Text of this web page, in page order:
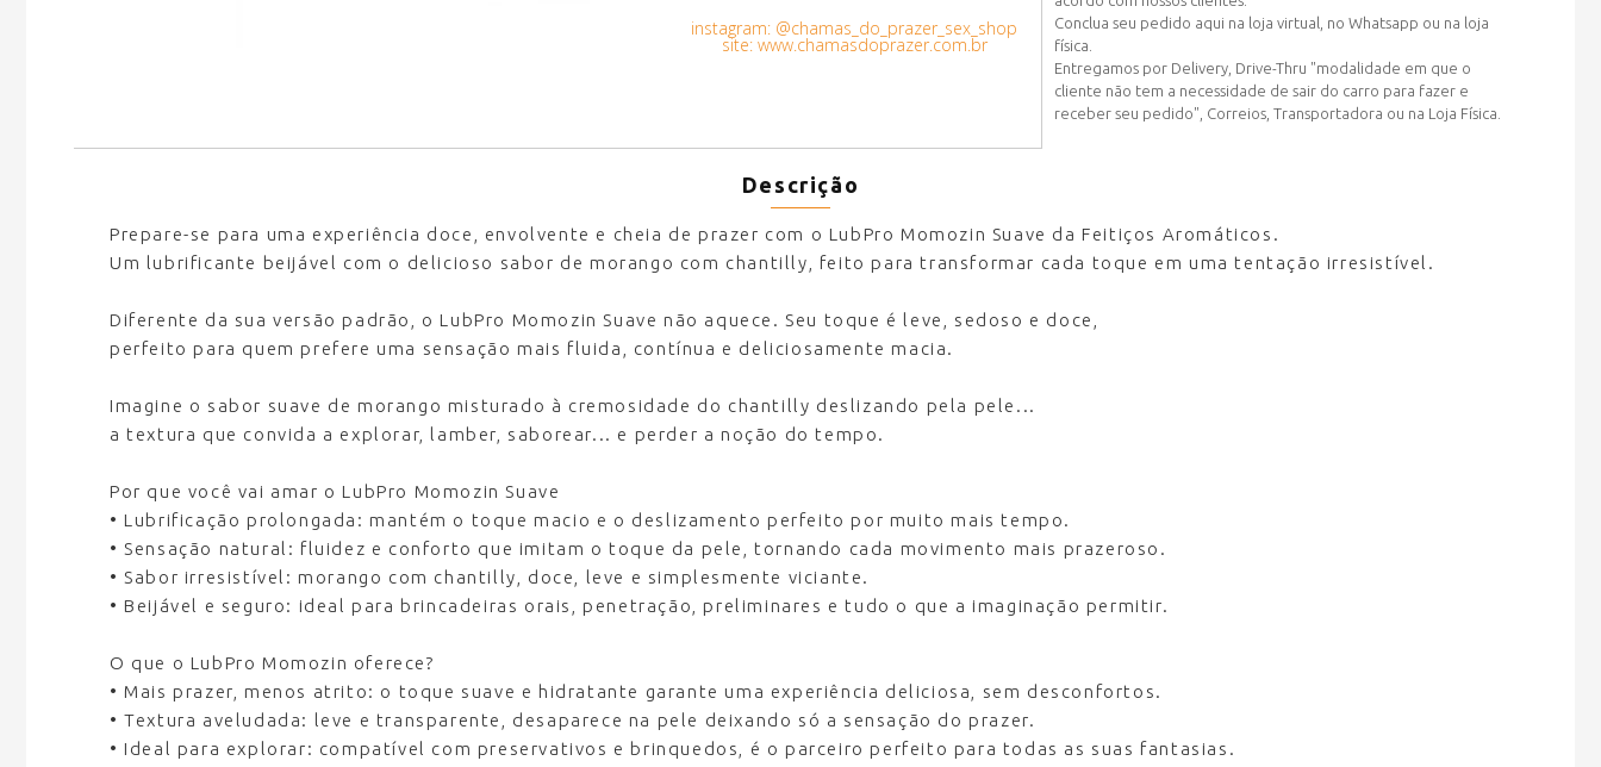
instagram: @chamas_do_prazer_sex_shop
site: www.chamasdoprazer.com.br
Conclua seu pedido aqui na loja virtual, no Whatsapp ou na loja
física.
Entregamos por Delivery, Drive-Thru "modalidade em que o
cliente não tem a necessidade de sair do carro para fazer e
receber seu pedido", Correios, Transportadora ou na Loja Física.
Descrição
Prepare-se para uma experiência doce, envolvente e cheia de prazer com o LubPro Momozin Suave da Feitiços Aromáticos.
Um lubrificante beijável com o delicioso sabor de morango com chantilly , feito para transformar cada toque em uma tentação irresistível.
Diferente da sua versão padrão, o LubPro Momozin Suave não aquece. Seu toque é leve, sedoso e doce,
perfeito para quem prefere uma sensação mais fluida, contínua e deliciosamente macia.
Imagine o sabor suave de morango misturado à cremosidade do chantilly deslizando pela pele...
a textura que convida a explorar, lamber, saborear... e perder a noção do tempo.
Por que você vai amar o LubPro Momozin Suave
• Lubrificação prolongada: mantém o toque macio e o deslizamento perfeito por muito mais tempo.
• Sensação natural: fluidez e conforto que imitam o toque da pele, tornando cada movimento mais prazeroso.
• Sabor irresistível: morango com chantilly, doce, leve e simplesmente viciante.
• Beijável e seguro: ideal para brincadeiras orais, penetração, preliminares e tudo o que a imaginação permitir.
O que o LubPro Momozin oferece?
• Mais prazer, menos atrito: o toque suave e hidratante garante uma experiência deliciosa, sem desconfortos.
• Textura aveludada: leve e transparente, desaparece na pele deixando só a sensação do prazer.
• Ideal para explorar: compatível com preservativos e brinquedos, é o parceiro perfeito para todas as suas fantasias.